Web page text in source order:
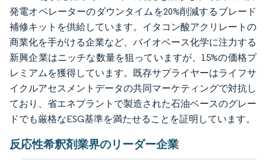
発電オペレーターのダウンタイムを20%削減するブレード
補修キットを供給しています。イタコン酸アクリレートの
商業化を手がける企業など、バイオベース化学に注力する
新興企業はニッチな数量を狙っていますが、15%の価格プ
レミアムを獲得しています。既存サプライヤーはライフサ
イクルアセスメントデータの共同マーケティングで対抗し
ており、省エネプラントで製造された石油ベースのグレー
ドでも厳格なESG基準を満たせることを証明しています。
反応性希釈剤業界のリーダー企業